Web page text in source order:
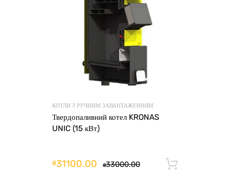
КОТЛИ З РУЧНИМ ЗАВАНТАЖЕННЯМ
Твердопаливний котел KRONAS
UNIC (15 кВт)
₴33000.00
₴31100.00